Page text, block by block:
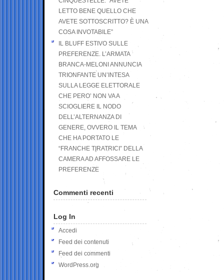
LETTO BENE QUELLO CHE
AVETE SOTTOSCRITTO? È UNA
COSA INVOTABILE”
IL BLUFF ESTIVO SULLE
PREFERENZE. L’ARMATA
BRANCA-MELONI ANNUNCIA
TRIONFANTE UN’INTESA
SULLA LEGGE ELETTORALE
CHE PERO’ NON VA A
SCIOGLIERE IL NODO
DELL’ALTERNANZA DI
GENERE, OVVERO IL TEMA
CHE HA PORTATO LE
“FRANCHE TIRATRICI” DELLA
CAMERA AD AFFOSSARE LE
PREFERENZE
Commenti recenti
Log In
Accedi
Feed dei contenuti
Feed dei commenti
WordPress.org